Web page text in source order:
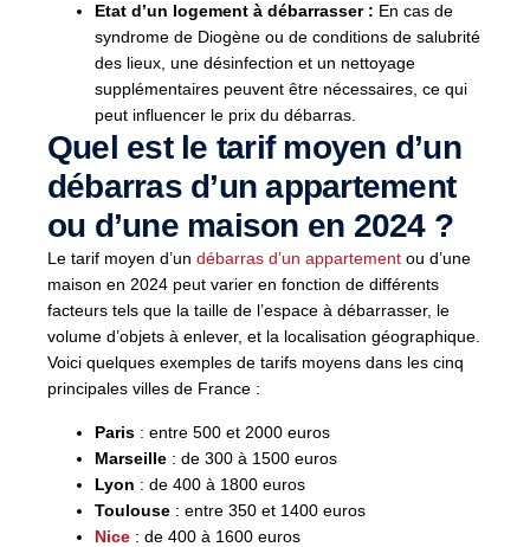
Etat d’un logement à débarrasser : En cas de
syndrome de Diogène ou de conditions de salubrité
des lieux, une désinfection et un nettoyage
supplémentaires peuvent être nécessaires, ce qui
peut influencer le prix du débarras.
Quel est le tarif moyen d’un
débarras d’un appartement
ou d’une maison en 2024 ?
Le tarif moyen d’un débarras d’un appartement ou d’une
maison en 2024 peut varier en fonction de différents
facteurs tels que la taille de l’espace à débarrasser, le
volume d’objets à enlever, et la localisation géographique.
Voici quelques exemples de tarifs moyens dans les cinq
principales villes de France :
Paris : entre 500 et 2000 euros
Marseille : de 300 à 1500 euros
Lyon : de 400 à 1800 euros
Toulouse : entre 350 et 1400 euros
Nice : de 400 à 1600 euros